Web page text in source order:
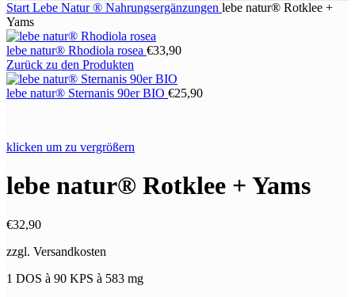
Start Lebe Natur ® Nahrungsergänzungen lebe natur® Rotklee +
Yams
lebe natur® Rhodiola rosea €33,90
Zurück zu den Produkten
lebe natur® Sternanis 90er BIO €25,90
klicken um zu vergrößern
lebe natur® Rotklee + Yams
€32,90
zzgl. Versandkosten
1 DOS à 90 KPS à 583 mg